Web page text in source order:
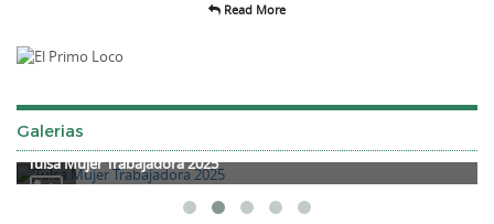
Read More
Galerias
Tulsa Mujer Trabajadora 2025